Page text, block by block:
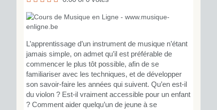
L’apprentissage d’un instrument de musique n’étant
jamais simple, on admet qu’il est préférable de
commencer le plus tôt possible, afin de se
familiariser avec les techniques, et de développer
son savoir-faire les années qui suivent. Qu’en est-il
du violon ? Est-il vraiment accessible pour un enfant
? Comment aider quelqu’un de jeune à se